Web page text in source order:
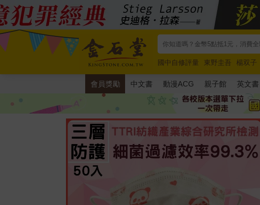
國中自修評量 東野圭吾 楊双子
唯紅花綻放
奧德賽 路邊攤新作
會員獎勵 中文書 動漫ACG 親子館 英文書